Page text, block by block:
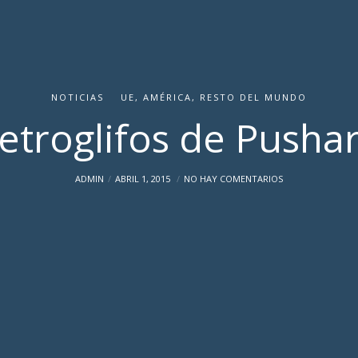
NOTICIAS UE, AMÉRICA, RESTO DEL MUNDO
de
ADMIN ABRIL 1, 2015 NO HAY COMENTARIOS